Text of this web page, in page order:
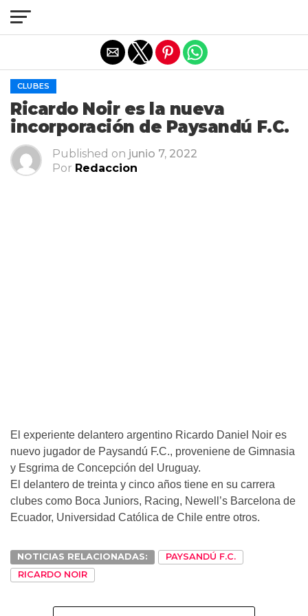
CLUBES
Ricardo Noir es la nueva
incorporación de Paysandú F.C.
Published on junio 7, 2022
Por Redaccion
El experiente delantero argentino Ricardo Daniel Noir es
nuevo jugador de Paysandú F.C., proveniene de Gimnasia
y Esgrima de Concepción del Uruguay.
El delantero de treinta y cinco años tiene en su carrera
clubes como Boca Juniors, Racing, Newell’s Barcelona de
Ecuador, Universidad Católica de Chile entre otros.
NOTICIAS RELACIONADAS:
PAYSANDÚ F.C.
RICARDO NOIR